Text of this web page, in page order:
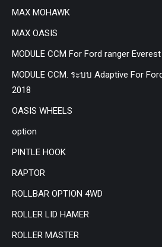
MAX MOHAWK
MAX OASIS
MODULE CCM For Ford ranger
MODULE CCM. ระบบ Adaptive For
2018
OASIS WHEELS
option
PINTLE HOOK
RAPTOR
ROLLBAR OPTION 4WD
ROLLER LID HAMER
ROLLER MASTER